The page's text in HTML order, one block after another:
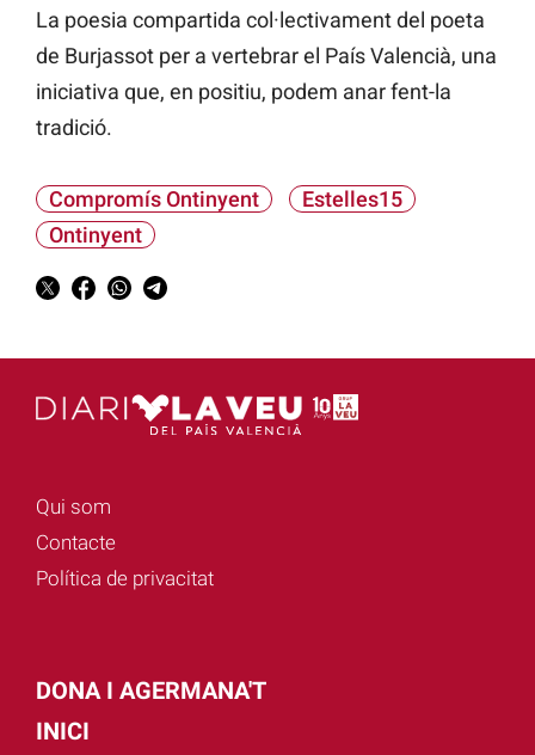
La poesia compartida col·lectivament del poeta
de Burjassot per a vertebrar el País Valencià, una
iniciativa que, en positiu, podem anar fent-la
tradició.
Compromís Ontinyent
Estelles15
Ontinyent
Qui som
Contacte
Política de privacitat
DONA I AGERMANA'T
INICI